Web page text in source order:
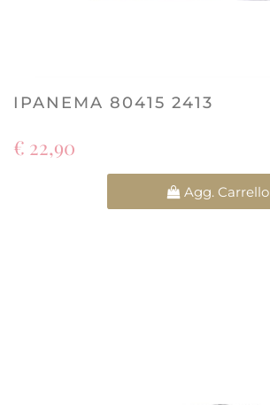
IPANEMA 80415 2413
€ 22,90
Agg. Carrello